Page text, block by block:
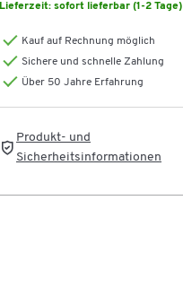
Lieferzeit: sofort lieferbar (1-2 Tage)
Kauf auf Rechnung möglich
Sichere und schnelle Zahlung
Über 50 Jahre Erfahrung
Produkt- und
Sicherheitsinformationen